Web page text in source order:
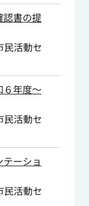
書の提
民活動セ
６年度～
民活動セ
ーショ
民活動セ